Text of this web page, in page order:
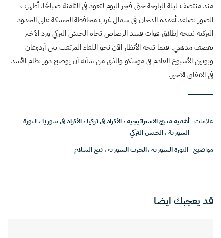
منذ منتصف ليلة البارحة حتى فجر اليوم لتعود في الثامنة صباحًا. أظهرت
الصور تصاعد أعمدة الدخان في شمال غرب محافظة الحسكة على الحدود
التركية نتيجة إطلاق قوات قسد الرصاص تجاه الجيش التركي ورد الأخير
بقصف مدفعي. فيما تتجه الأنظار الآن نحو اللقاء المرتقب بين أردوغان
وبوتين الأسبوع القادم في موسكو والذي من شأنه أن يوضح دور نظام الأسد
في الاتفاق الأخير.
علامات أهمية منبج الاستراتيجية،الأكراد في تركيا،الأكراد في سوريا،الثورة
السورية،الجيش التركي
مواضيع الثورة السورية،الحرب السورية،نبع السلام
قد يعجبك ايضا